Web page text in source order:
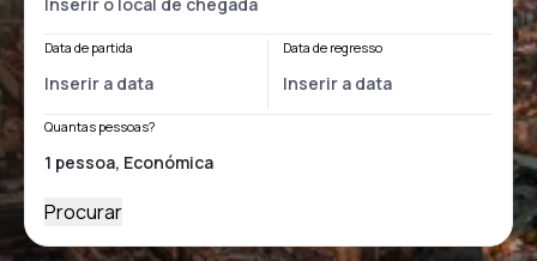
Data de partida Data de regresso
Quantas pessoas?
Procurar